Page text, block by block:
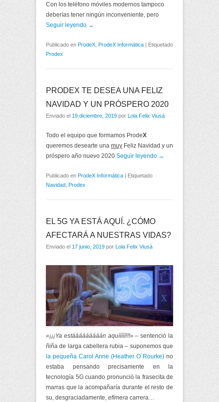
Con los teléfono móviles modernos tampoco
deberías tener ningún inconveniente, pero
Seguir leyendo →
Publicado en ProdeX ProdeX Informática | Etiquetado
Prodex
PRODEX TE DESEA UNA FELIZ
NAVIDAD Y UN PRÓSPERO 2020
Enviado el 19 diciembre, 2019 por Lola Felix Viusà
Todo el equipo que formamos ProdeX
queremos desearte una muy Feliz Navidad y un
próspero año nuevo 2020 Seguir leyendo →
Publicado en ProdeX Informática | Etiquetado
Navidad Prodex
EL 5G YA ESTÁ AQUÍ. ¿CÓMO
AFECTARÁ A NUESTRAS VIDAS?
Enviado el 17 junio, 2019 por Lola Felix Viusà
«¡¡¡Ya estááááááááán aquííííí!!!» – sentenció la
ñiña de larga cabellera rubia – suponemos que
la pequeña Carol Anne (Heather O´Rourke) no
estaba pensando precisamente en la
tecnología 5G cuando pronunció la frasecita de
marras que la acompañaría durante el resto de
su, desgraciadamente, efímera carrera…